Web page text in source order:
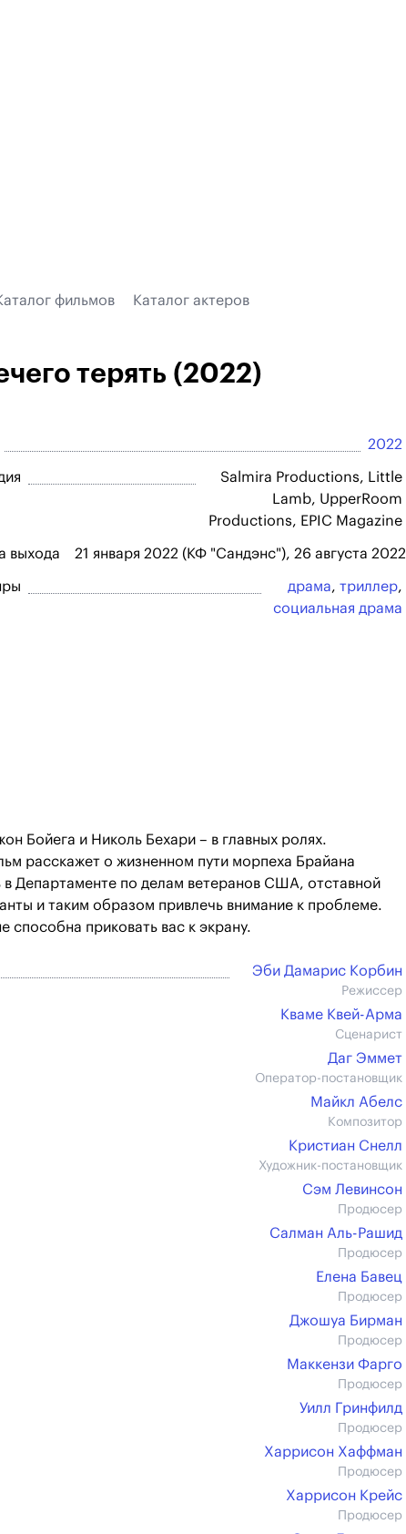
фильмов Каталог актеров
терять (2022)
2022
Salmira Productions, Little
Lamb, UpperRoom
Productions, EPIC Magazine
выхода 21 января 2022 (КФ "Сандэнс"), 26 августа 2022
драма, триллер,
социальная драма
Бойега и Николь Бехари – в главных ролях.
расскажет о жизненном пути морпеха Брайана
Департаменте по делам ветеранов США, отставной
и таким образом привлечь внимание к проблеме.
способна приковать вас к экрану.
Эби Дамарис Корбин
Режиссер
Кваме Квей-Арма
Сценарист
Даг Эммет
Оператор-постановщик
Майкл Абелс
Композитор
Кристиан Снелл
Художник-постановщик
Сэм Левинсон
Продюсер
Салман Аль-Рашид
Продюсер
Елена Бавец
Продюсер
Джошуа Бирман
Продюсер
Маккензи Фарго
Продюсер
Уилл Гринфилд
Продюсер
Харрисон Хаффман
Продюсер
Харрисон Крейс
Продюсер